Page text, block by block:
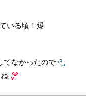
いる頃！爆
てなかったので